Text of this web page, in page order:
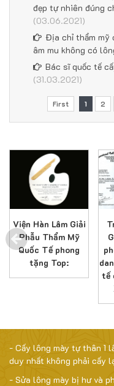
đẹp tự nhiên đúng
(03.06.2021)
Địa chỉ thẩm mỹ
âm mu không có
Bác sĩ quốc tế
(31.03.2021)
First 1 2
Viện Hàn Lâm Giải
Phẫu Thẩm Mỹ
Quốc Tế phong
tặng Top:
tế
- Cấy lông mày tự thân 1
duy nhất không phải cấy
- Sửa lông mày bị hư và